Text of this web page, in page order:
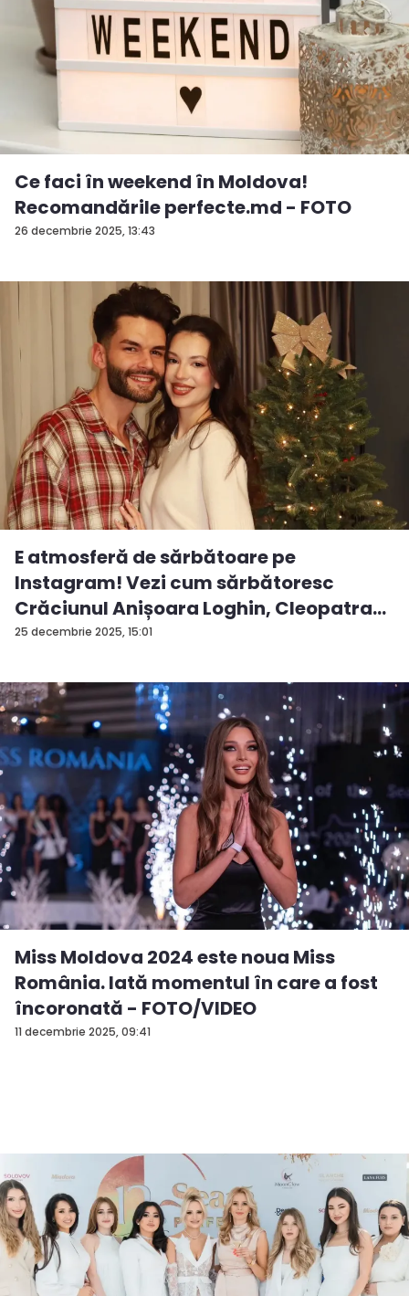
26 decembrie 2025, 13:43
Ce faci în weekend în Moldova!
Recomandările perfecte.md - FOTO
25 decembrie 2025, 15:01
E atmosferă de sărbătoare pe
Instagram! Vezi cum sărbătoresc
Crăciunul Anișoara Loghin, Cleopatra
S...
11 decembrie 2025, 09:41
Miss Moldova 2024 este noua Miss
România. Iată momentul în care a fost
încoronată - FOTO/VIDEO